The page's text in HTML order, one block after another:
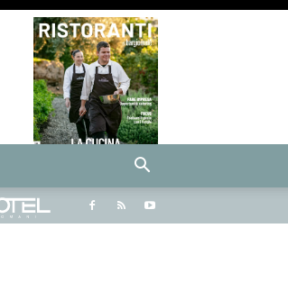
dolcegiornale